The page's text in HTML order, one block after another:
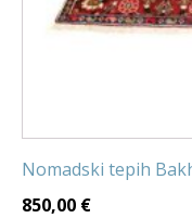
Nomadski tepih
850,00 €